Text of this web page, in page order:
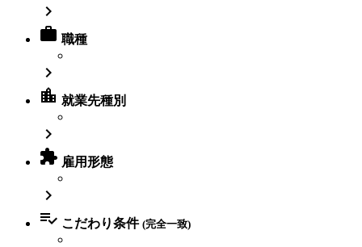

 職種

location_city 就業先種別

 雇用形態

 こだわり条件 (完全一致)